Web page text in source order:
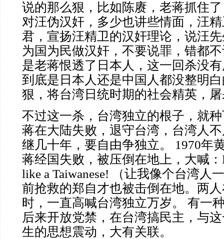
说的那么狠，比如陈赓，老蒋抓住
对汪伪汉奸，多少也讲些情面，汪
君，宣扬汪精卫的汉奸理论，说汪
为国为民做汉奸，不要说罪，错都
是老蒋恨透了日本人，这一回杀没
到底是日本人还是中国人都没整明
狠，将台湾日统时期的社会精英，
不过这一杀，台湾独立的根子，就
蒋在大陆失败，退守台湾，台湾人
继几十年，要自由争独立。
1970年
蒋经国失败，被压倒在地上，大喊：
like a Taiwanese! （让我像个台湾人
前抢救的郑自才也被击倒在地。两
时，一直高喊台湾独立万岁。 有一
后来开放党禁，在台湾搞民主，与
生的思想震动，大有关联。